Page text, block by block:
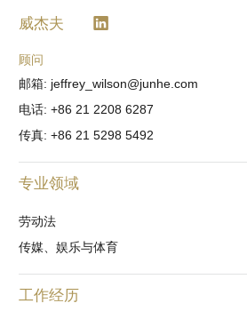
威杰夫
顾问
邮箱: jeffrey_wilson@junhe.com
电话: +86 21 2208 6287
传真: +86 21 5298 5492
专业领域
劳动法
传媒、娱乐与体育
工作经历